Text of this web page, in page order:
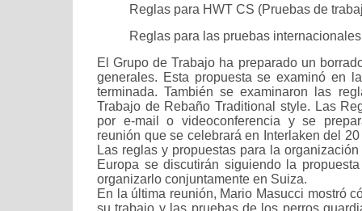
Reglas para HWT CS (Pruebas de
Reglas para las pruebas
El Grupo de Trabajo ha preparado un
generales. Esta propuesta se examinó en
terminada. También se examinaron las
Trabajo de Rebaño Traditional style. Las
por e-mail o videoconferencia y se
reunión que se celebrará en Interlaken del
Las reglas y propuestas para la
Europa se discutirán siguiendo la
organizarlo conjuntamente en Suiza.
En la última reunión, Mario Masucci mostró
su trabajo y las pruebas de los perros